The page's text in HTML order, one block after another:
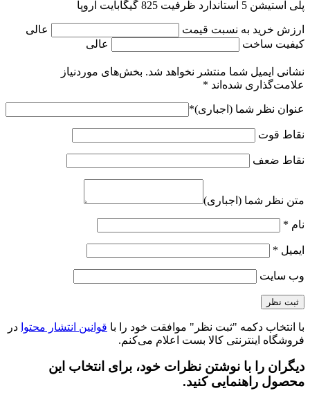
پلی استیشن 5 استاندارد ظرفیت 825 گیگابایت اروپا
ارزش خرید به نسبت قیمت
عالی
کیفیت ساخت
عالی
نشانی ایمیل شما منتشر نخواهد شد. بخش‌های موردنیاز
علامت‌گذاری شده‌اند *
عنوان نظر شما (اجباری)*
نقاط قوت
نقاط ضعف
متن نظر شما (اجباری)
نام *
ایمیل *
وب‌ سایت
با انتخاب دکمه "ثبت نظر" موافقت خود را با قوانین انتشار محتوا در
فروشگاه اینترنتی کالا بست اعلام می‌کنم.
دیگران را با نوشتن نظرات خود، برای انتخاب این
محصول راهنمایی کنید.